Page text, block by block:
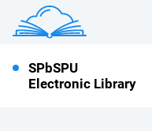
SPbSPU
Electronic Library